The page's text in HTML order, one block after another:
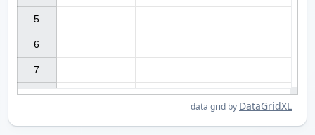
data grid by DataGridXL
5
6
7